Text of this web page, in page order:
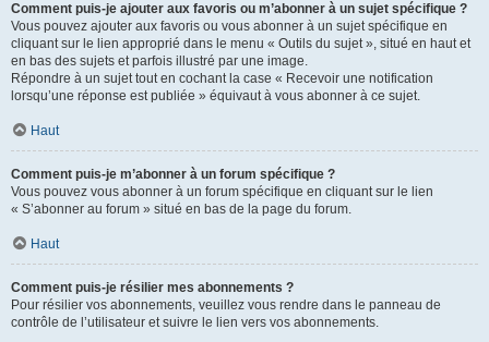
Comment puis-je ajouter aux favoris ou m’abonner à un sujet spécifique ?
Vous pouvez ajouter aux favoris ou vous abonner à un sujet spécifique en
cliquant sur le lien approprié dans le menu « Outils du sujet », situé en haut et
en bas des sujets et parfois illustré par une image.
Répondre à un sujet tout en cochant la case « Recevoir une notification
lorsqu’une réponse est publiée » équivaut à vous abonner à ce sujet.
Haut
Comment puis-je m’abonner à un forum spécifique ?
Vous pouvez vous abonner à un forum spécifique en cliquant sur le lien
« S’abonner au forum » situé en bas de la page du forum.
Haut
Comment puis-je résilier mes abonnements ?
Pour résilier vos abonnements, veuillez vous rendre dans le panneau de
contrôle de l’utilisateur et suivre le lien vers vos abonnements.